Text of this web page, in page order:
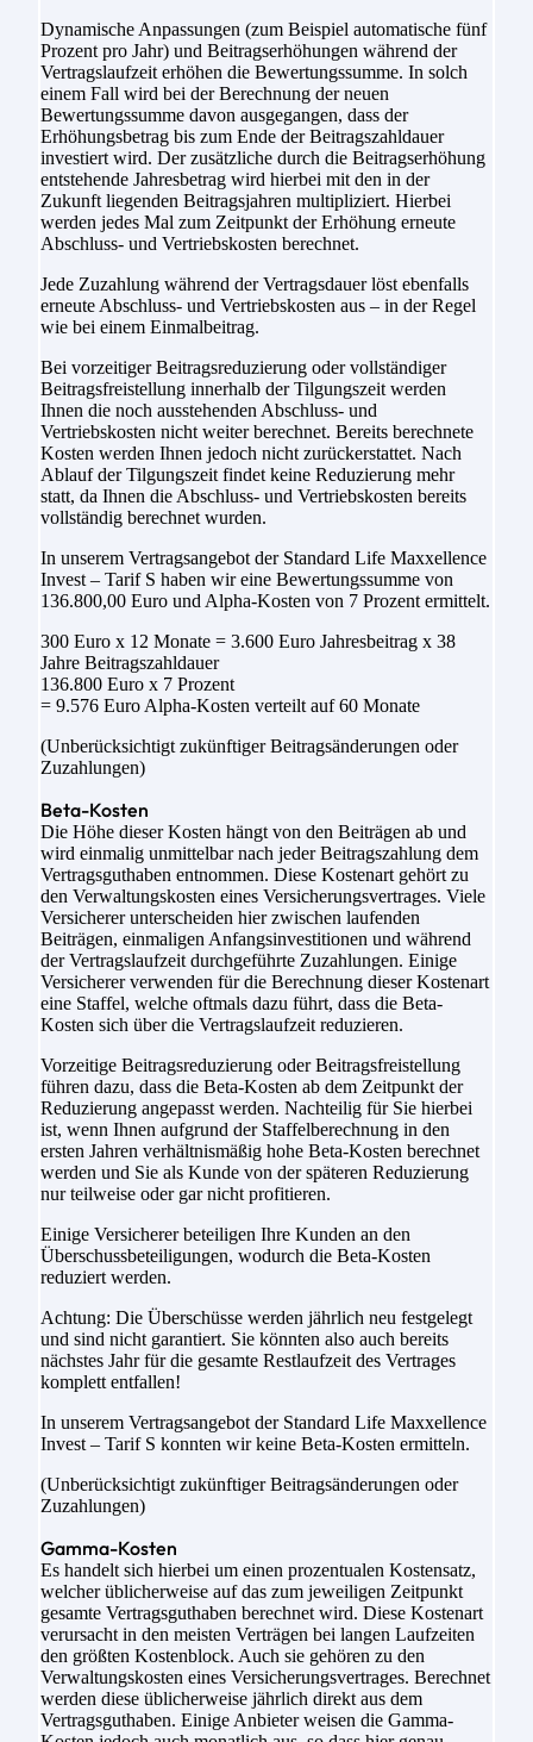
Dynamische Anpassungen (zum Beispiel automatische fünf
Prozent pro Jahr) und Beitragserhöhungen während der
Vertragslaufzeit erhöhen die Bewertungssumme. In solch
einem Fall wird bei der Berechnung der neuen
Bewertungssumme davon ausgegangen, dass der
Erhöhungsbetrag bis zum Ende der Beitragszahldauer
investiert wird. Der zusätzliche durch die Beitragserhöhung
entstehende Jahresbetrag wird hierbei mit den in der
Zukunft liegenden Beitragsjahren multipliziert. Hierbei
werden jedes Mal zum Zeitpunkt der Erhöhung erneute
Abschluss- und Vertriebskosten berechnet.
Jede Zuzahlung während der Vertragsdauer löst ebenfalls
erneute Abschluss- und Vertriebskosten aus – in der Regel
wie bei einem Einmalbeitrag.
Bei vorzeitiger Beitragsreduzierung oder vollständiger
Beitragsfreistellung innerhalb der Tilgungszeit werden
Ihnen die noch ausstehenden Abschluss- und
Vertriebskosten nicht weiter berechnet. Bereits berechnete
Kosten werden Ihnen jedoch nicht zurückerstattet. Nach
Ablauf der Tilgungszeit findet keine Reduzierung mehr
statt, da Ihnen die Abschluss- und Vertriebskosten bereits
vollständig berechnet wurden.
In unserem Vertragsangebot der Standard Life Maxxellence
Invest – Tarif S haben wir eine Bewertungssumme von
136.800,00 Euro und Alpha-Kosten von 7 Prozent ermittelt.
300 Euro x 12 Monate = 3.600 Euro Jahresbeitrag x 38
Jahre Beitragszahldauer
136.800 Euro x 7 Prozent
= 9.576 Euro Alpha-Kosten verteilt auf 60 Monate
(Unberücksichtigt zukünftiger Beitragsänderungen oder
Zuzahlungen)
Beta-Kosten
Die Höhe dieser Kosten hängt von den Beiträgen ab und
wird einmalig unmittelbar nach jeder Beitragszahlung dem
Vertragsguthaben entnommen. Diese Kostenart gehört zu
den Verwaltungskosten eines Versicherungsvertrages. Viele
Versicherer unterscheiden hier zwischen laufenden
Beiträgen, einmaligen Anfangsinvestitionen und während
der Vertragslaufzeit durchgeführte Zuzahlungen. Einige
Versicherer verwenden für die Berechnung dieser Kostenart
eine Staffel, welche oftmals dazu führt, dass die Beta-
Kosten sich über die Vertragslaufzeit reduzieren.
Vorzeitige Beitragsreduzierung oder Beitragsfreistellung
führen dazu, dass die Beta-Kosten ab dem Zeitpunkt der
Reduzierung angepasst werden. Nachteilig für Sie hierbei
ist, wenn Ihnen aufgrund der Staffelberechnung in den
ersten Jahren verhältnismäßig hohe Beta-Kosten berechnet
werden und Sie als Kunde von der späteren Reduzierung
nur teilweise oder gar nicht profitieren.
Einige Versicherer beteiligen Ihre Kunden an den
Überschussbeteiligungen, wodurch die Beta-Kosten
reduziert werden.
Achtung: Die Überschüsse werden jährlich neu festgelegt
und sind nicht garantiert. Sie könnten also auch bereits
nächstes Jahr für die gesamte Restlaufzeit des Vertrages
komplett entfallen!
In unserem Vertragsangebot der Standard Life Maxxellence
Invest – Tarif S konnten wir keine Beta-Kosten ermitteln.
(Unberücksichtigt zukünftiger Beitragsänderungen oder
Zuzahlungen)
Gamma-Kosten
Es handelt sich hierbei um einen prozentualen Kostensatz,
welcher üblicherweise auf das zum jeweiligen Zeitpunkt
gesamte Vertragsguthaben berechnet wird. Diese Kostenart
verursacht in den meisten Verträgen bei langen Laufzeiten
den größten Kostenblock. Auch sie gehören zu den
Verwaltungskosten eines Versicherungsvertrages. Berechnet
werden diese üblicherweise jährlich direkt aus dem
Vertragsguthaben. Einige Anbieter weisen die Gamma-